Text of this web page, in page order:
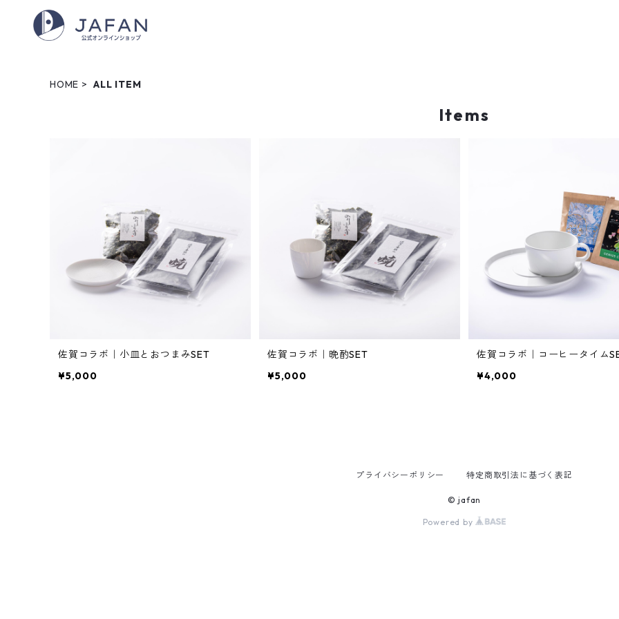
HOME ALL ITEM
Items
佐賀コラボ｜小皿とおつまみSET
¥5,000
佐賀コラボ｜晩酌SET
¥5,000
佐賀コラボ｜コーヒータイム
¥4,000
プライバシーポリシー 特定商取引法に基づく表記
© jafan
Powered by